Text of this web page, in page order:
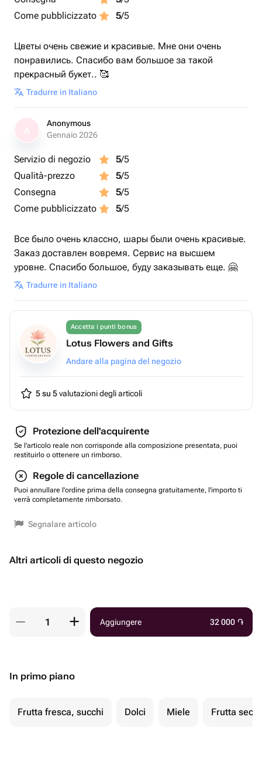
Come pubblicizzato
5/5
Цветы очень свежие и красивые. Мне они очень
понравились. Спасибо вам большое за такой
прекрасный букет.. 🥰
Tradurre in Italiano
Anonymous
Gennaio 2026
Servizio di negozio 5/5
Qualità-prezzo
5/5
Consegna
5/5
Come pubblicizzato
5/5
Все было очень классно, шары были очень красивые.
Заказ доставлен вовремя. Сервис на высшем
уровне. Спасибо большое, буду заказывать еще. 🤗
Tradurre in Italiano
Accetta i punti bonus
Lotus Flowers and Gifts
Andare alla pagina del negozio
5 su 5valutazioni degli articoli
Protezione dell'acquirente
Se l'articolo reale non corrisponde alla composizione presentata, puoi
restituirlo o ottenere un rimborso.
Regole di cancellazione
Puoi annullare l'ordine prima della consegna gratuitamente, l'importo ti
verrà completamente rimborsato.
Segnalare articolo
Altri articoli di questo negozio
Aggiungere 32 000 ֏
In primo piano
Frutta fresca, succhi Dolci Miele Frutta